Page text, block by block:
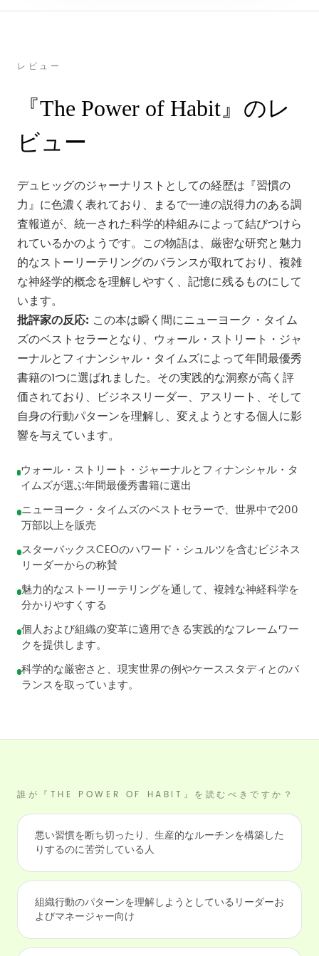
レビュー
『The Power of Habit』のレ
ビュー
デュヒッグのジャーナリストとしての経歴は『習慣の
力』に色濃く表れており、まるで一連の説得力のある調
査報道が、統一された科学的枠組みによって結びつけら
れているかのようです。この物語は、厳密な研究と魅力
的なストーリーテリングのバランスが取れており、複雑
な神経学的概念を理解しやすく、記憶に残るものにして
います。
批評家の反応: この本は瞬く間にニューヨーク・タイム
ズのベストセラーとなり、ウォール・ストリート・ジャ
ーナルとフィナンシャル・タイムズによって年間最優秀
書籍の1つに選ばれました。その実践的な洞察が高く評
価されており、ビジネスリーダー、アスリート、そして
自身の行動パターンを理解し、変えようとする個人に影
響を与えています。
ウォール・ストリート・ジャーナルとフィナンシャル・タ
イムズが選ぶ年間最優秀書籍に選出
ニューヨーク・タイムズのベストセラーで、世界中で200
万部以上を販売
スターバックスCEOのハワード・シュルツを含むビジネス
リーダーからの称賛
魅力的なストーリーテリングを通して、複雑な神経科学を
分かりやすくする
個人および組織の変革に適用できる実践的なフレームワー
クを提供します。
科学的な厳密さと、現実世界の例やケーススタディとのバ
ランスを取っています。
誰が『THE POWER OF HABIT』を読むべきですか？
悪い習慣を断ち切ったり、生産的なルーチンを構築した
りするのに苦労している人
組織行動のパターンを理解しようとしているリーダーお
よびマネージャー向け